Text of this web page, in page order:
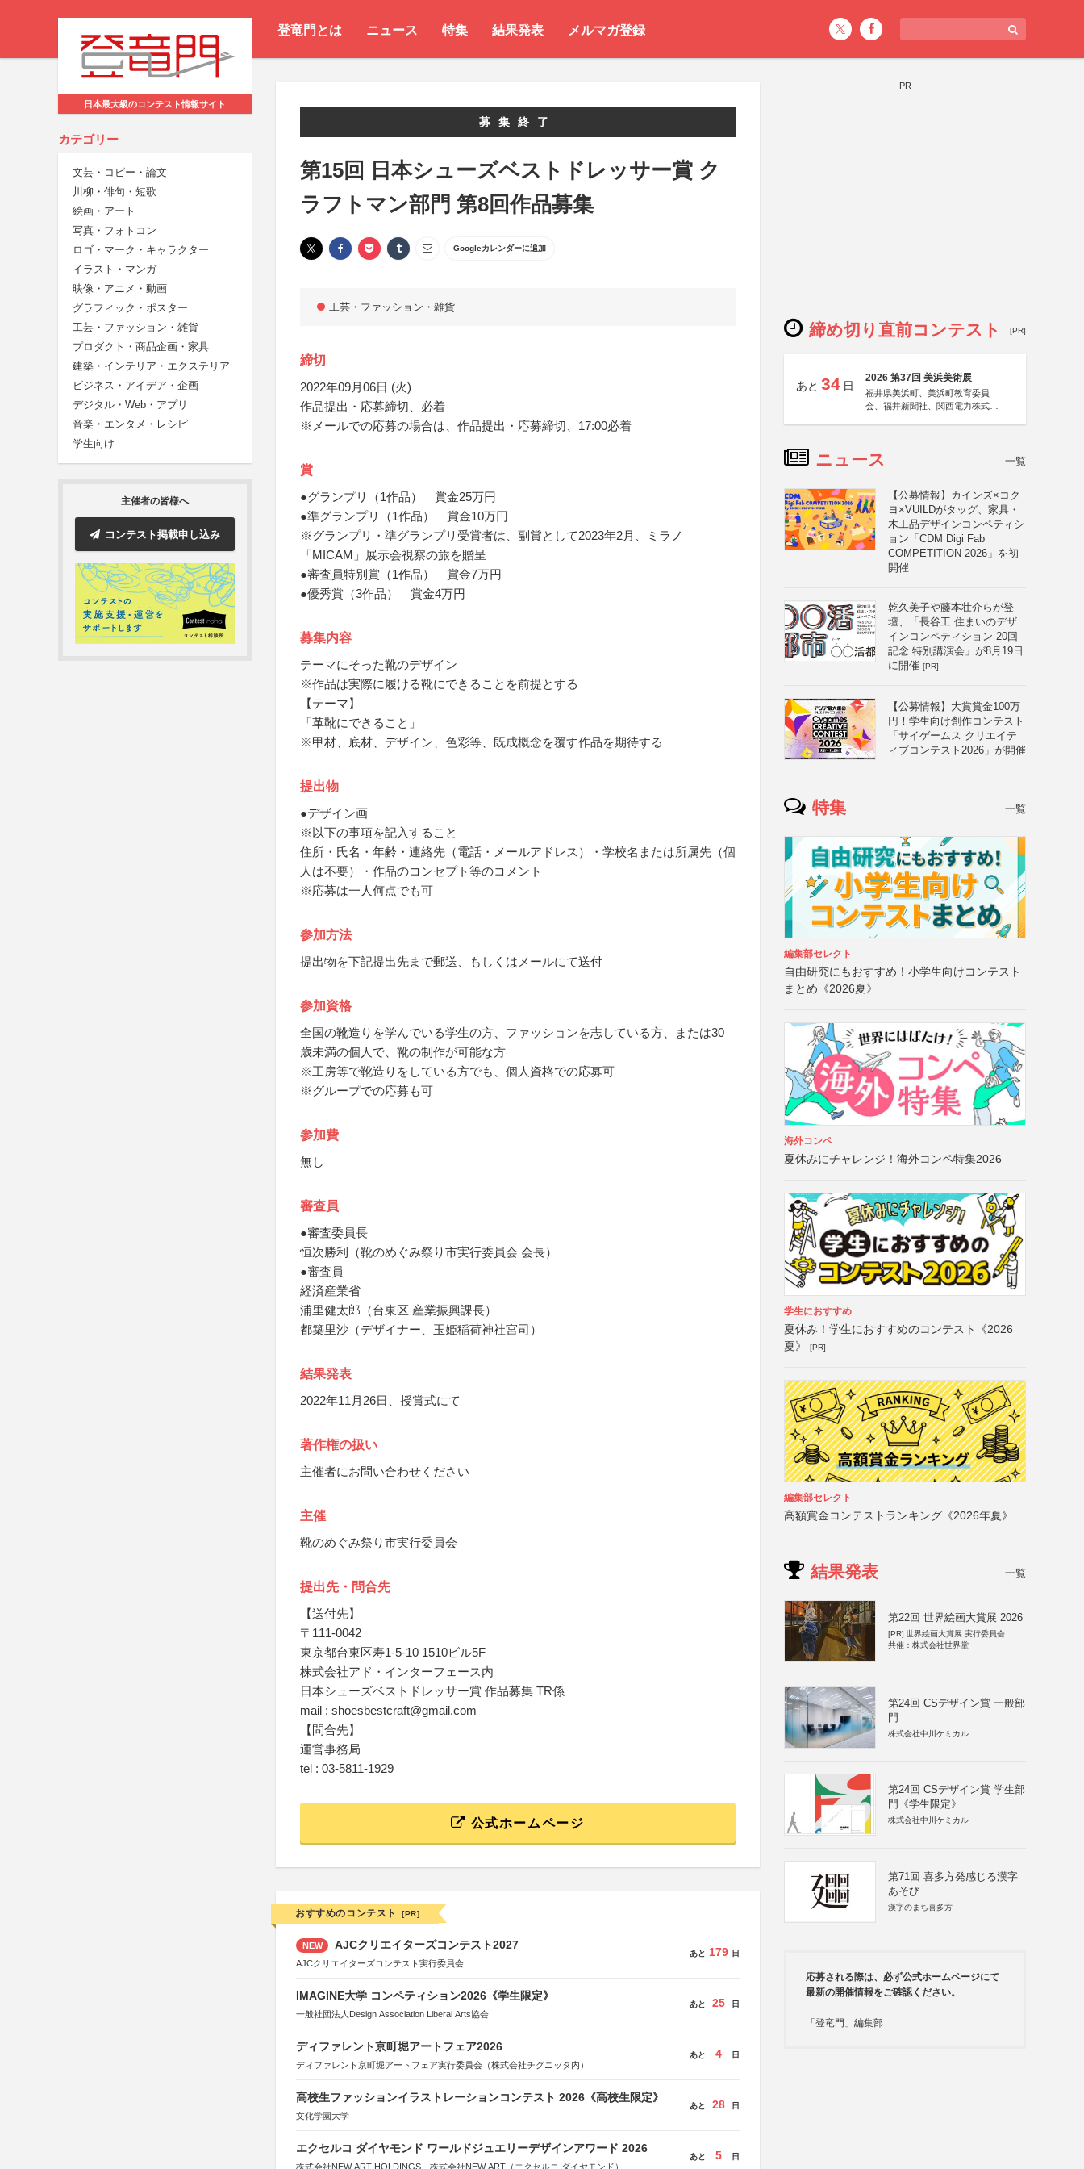
登竜門とは ニュース 特集 結果発表 メルマガ登録
日本最大級のコンテスト情報サイト
カテゴリー
文芸・コピー・論文
川柳・俳句・短歌
絵画・アート
写真・フォトコン
ロゴ・マーク・キャラクター
イラスト・マンガ
映像・アニメ・動画
グラフィック・ポスター
工芸・ファッション・雑貨
プロダクト・商品企画・家具
建築・インテリア・エクステリア
ビジネス・アイデア・企画
デジタル・Web・アプリ
音楽・エンタメ・レシピ
学生向け
主催者の皆様へ
コンテスト掲載申し込み
募集終了
第15回 日本シューズベストドレッサー賞 ク
ラフトマン部門 第8回作品募集
Googleカレンダーに追加
工芸・ファッション・雑貨
締切
2022年09月06日 (火)
作品提出・応募締切、必着
※メールでの応募の場合は、作品提出・応募締切、17:00必着
賞
●グランプリ（1作品） 賞金25万円
●準グランプリ（1作品） 賞金10万円
※グランプリ・準グランプリ受賞者は、副賞として2023年2月、ミラノ
「MICAM」展示会視察の旅を贈呈
●審査員特別賞（1作品） 賞金7万円
●優秀賞（3作品） 賞金4万円
募集内容
テーマにそった靴のデザイン
※作品は実際に履ける靴にできることを前提とする
【テーマ】
「革靴にできること」
※甲材、底材、デザイン、色彩等、既成概念を覆す作品を期待する
提出物
●デザイン画
※以下の事項を記入すること
住所・氏名・年齢・連絡先（電話・メールアドレス）・学校名または所属先（個
人は不要）・作品のコンセプト等のコメント
※応募は一人何点でも可
参加方法
提出物を下記提出先まで郵送、もしくはメールにて送付
参加資格
全国の靴造りを学んでいる学生の方、ファッションを志している方、または30
歳未満の個人で、靴の制作が可能な方
※工房等で靴造りをしている方でも、個人資格での応募可
※グループでの応募も可
参加費
無し
審査員
●審査委員長
恒次勝利（靴のめぐみ祭り市実行委員会 会長）
●審査員
経済産業省
浦里健太郎（台東区 産業振興課長）
都築里沙（デザイナー、玉姫稲荷神社宮司）
結果発表
2022年11月26日、授賞式にて
著作権の扱い
主催者にお問い合わせください
主催
靴のめぐみ祭り市実行委員会
提出先・問合先
【送付先】
〒111-0042
東京都台東区寿1-5-10 1510ビル5F
株式会社アド・インターフェース内
日本シューズベストドレッサー賞 作品募集 TR係
mail : shoesbestcraft@gmail.com
【問合先】
運営事務局
tel : 03-5811-1929
公式ホームページ
おすすめのコンテスト [PR]
NEW AJCクリエイターズコンテスト2027
AJCクリエイターズコンテスト実行委員会
あと 179 日
IMAGINE大学 コンペティション2026《学生限定》
一般社団法人Design Association Liberal Arts協会
あと 25 日
ディファレント京町堀アートフェア2026
ディファレント京町堀アートフェア実行委員会（株式会社チグニッタ内）
あと 4 日
高校生ファッションイラストレーションコンテスト 2026《高校生限定》
文化学園大学
あと 28 日
エクセルコ ダイヤモンド ワールドジュエリーデザインアワード 2026
株式会社NEW ART HOLDINGS、株式会社NEW ART（エクセルコ ダイヤモンド）
あと 5 日
PR
締め切り直前コンテスト [PR]
あと 34 日
2026 第37回 美浜美術展
福井県美浜町、美浜町教育委員
会、福井新聞社、関西電力株式会
ニュース 一覧
【公募情報】カインズ×コク
ヨ×VUILDがタッグ、家具・
木工品デザインコンペティシ
ョン「CDM Digi Fab
COMPETITION 2026」を初
開催
乾久美子や藤本壮介らが登
壇、「長谷工 住まいのデザ
インコンペティション 20回
記念 特別講演会」が8月19日
に開催 [PR]
【公募情報】大賞賞金100万
円！学生向け創作コンテスト
「サイゲームス クリエイテ
ィブコンテスト2026」が開催
特集 一覧
編集部セレクト
自由研究にもおすすめ！小学生向けコンテスト
まとめ《2026夏》
海外コンペ
夏休みにチャレンジ！海外コンペ特集2026
学生におすすめ
夏休み！学生におすすめのコンテスト《2026
夏》
[PR]
編集部セレクト
高額賞金コンテストランキング《2026年夏》
結果発表 一覧
第22回 世界絵画大賞展 2026
[PR] 世界絵画大賞展 実行委員会
共催：株式会社世界堂
第24回 CSデザイン賞 一般部
門
株式会社中川ケミカル
第24回 CSデザイン賞 学生部
門《学生限定》
株式会社中川ケミカル
第71回 喜多方発感じる漢字
あそび
漢字のまち喜多方
応募される際は、必ず公式ホームページにて
最新の開催情報をご確認ください。
「登竜門」編集部